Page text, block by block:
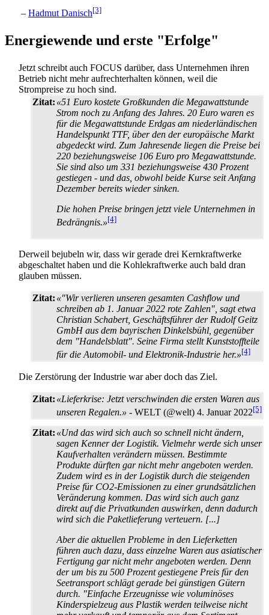
– Hadmut Danisch[3]
Energiewende und erste "Erfolge"
Jetzt schreibt auch FOCUS darüber, dass Unternehmen ihren
Betrieb nicht mehr aufrecht­erhalten können, weil die
Strompreise zu hoch sind.
Zitat: «51 Euro kostete Großkunden die Megawattstunde
Strom noch zu Anfang des Jahres. 20 Euro waren es
für die Megawatt­stunde Erdgas am nieder­ländischen
Handelspunkt TTF, über den der europäische Markt
abgedeckt wird. Zum Jahresende liegen die Preise bei
220 beziehungsweise 106 Euro pro Megawattstunde.
Sie sind also um 331 beziehungsweise 430 Prozent
gestiegen - und das, obwohl beide Kurse seit Anfang
Dezember bereits wieder sinken.
Die hohen Preise bringen jetzt viele Unternehmen in
Bedrängnis.»[4]
Derweil bejubeln wir, dass wir gerade drei Kern­kraftwerke
abgeschaltet haben und die Kohle­kraftwerke auch bald dran
glauben müssen.
Zitat: «"Wir verlieren unseren gesamten Cashflow und
schreiben ab 1. Januar 2022 rote Zahlen", sagt etwa
Christian Schabert, Geschäfts­führer der Rudolf Geitz
GmbH aus dem bayrischen Dinkelsbühl, gegenüber
dem "Handelsblatt". Seine Firma stellt Kunststoffteile
für die Automobil- und Elektronik-Industrie her.»[4]
Die Zerstörung der Industrie war aber doch das Ziel.
Zitat: «Lieferkrise: Jetzt verschwinden die ersten Waren aus
unseren Regalen.» - WELT (@welt) 4. Januar 2022[5]
Zitat: «Und das wird sich auch so schnell nicht ändern,
sagen Kenner der Logistik. Vielmehr werde sich unser
Kaufverhalten verändern müssen. Bestimmte
Produkte dürften gar nicht mehr angeboten werden.
Zudem wird es in der Logistik durch die steigenden
Preise für CO2-Emissionen zu einer grundsätzlichen
Veränderung kommen. Das wird sich auch ganz
direkt auf die Privatkunden auswirken, denn dadurch
wird sich die Paket­lieferung verteuern. [...]
Aber die aktuellen Probleme in den Lieferketten
führen auch dazu, dass einzelne Waren aus asiatischer
Fertigung gar nicht mehr angeboten werden. Denn
der um bis zu 500 Prozent gestiegene Preis für den
Seetransport schlägt gerade bei günstigen Gütern
durch. "Einfache Erzeugnisse wie voluminöses
Kinder­spielzeug aus Plastik werden teilweise nicht